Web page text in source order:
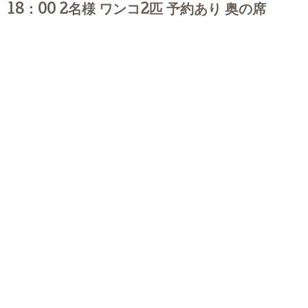
18：00 2名様 ワンコ2匹 予約あり 奥の席